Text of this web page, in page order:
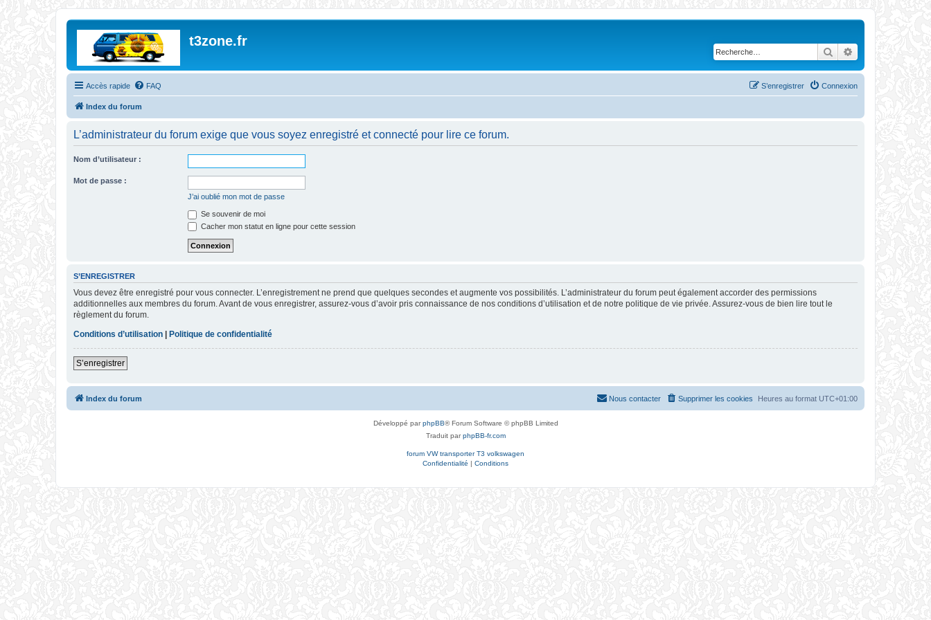
t3zone.fr
Rechercher
Accès rapide FAQ Connexion
S’enregistrer
Index du forum
L’administrateur du forum exige que vous soyez enregistré et connecté pour lire ce forum.
Nom d’utilisateur :
Mot de passe :
J’ai oublié mon mot de passe
Se souvenir de moi
Cacher mon statut en ligne pour cette session
S’ENREGISTRER
Vous devez être enregistré pour vous connecter. L’enregistrement ne prend que quelques secondes et augmente vos possibilités. L’administrateur du forum peut également accorder des permissions
additionnelles aux membres du forum. Avant de vous enregistrer, assurez-vous d’avoir pris connaissance de nos conditions d’utilisation et de notre politique de vie privée. Assurez-vous de bien lire tout le
règlement du forum.
Conditions d’utilisation | Politique de confidentialité
S’enregistrer
Index du forum Heures au format UTC+01:00
Supprimer les cookies
Nous contacter
Développé parphpBB® Forum Software © phpBB Limited
Traduit parphpBB-fr.com
forum VW transporter T3 volkswagen
Confidentialité | Conditions